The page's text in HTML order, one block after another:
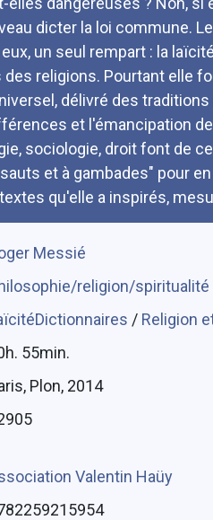
dicter la loi commune.
un seul rempart : la
religions. Pourtant elle
délivré des
et l'émancipation
sociologie, droit font de
et à gambades" pour
qu'elle a inspirés,
Messié
religion/spiritualité
/ Religion
55min.
Plon, 2014
Valentin Haüy